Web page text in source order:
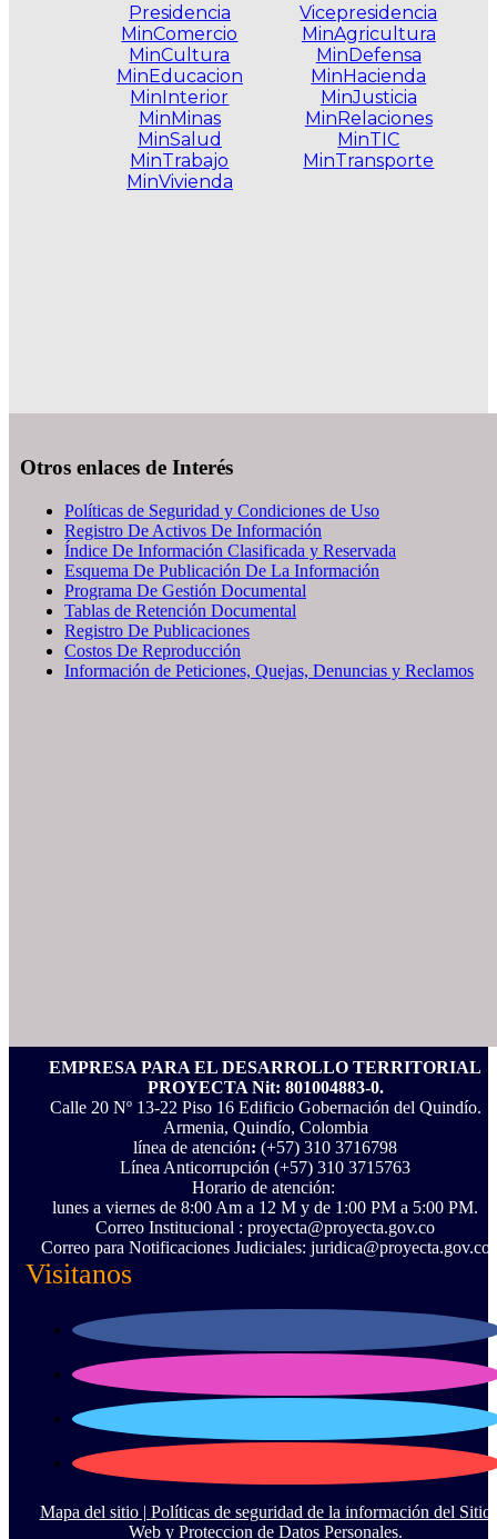
Presidencia
MinComercio
MinCultura
MinEducacion
MinInterior
MinMinas
MinSalud
MinTrabajo
MinVivienda
Vicepresidencia
MinAgricultura
MinDefensa
MinHacienda
MinJusticia
MinRelaciones
MinTIC
MinTransporte
Otros enlaces de Interés
Políticas de Seguridad y Condiciones de Uso
Registro De Activos De Información
Índice De Información Clasificada y Reservada
Esquema De Publicación De La Información
Programa De Gestión Documental
Tablas de Retención Documental
Registro De Publicaciones
Costos De Reproducción
Información de Peticiones, Quejas, Denuncias y Reclamos
EMPRESA PARA EL DESARROLLO TERRITORIAL
PROYECTA Nit: 801004883-0.
Calle 20 Nº 13-22 Piso 16 Edificio Gobernación del Quindío.
Armenia, Quindío, Colombia
línea de atención: (+57) 310 3716798
Línea Anticorrupción ‪(+57) 310 3715763‬
Horario de atención:
lunes a viernes de 8:00 Am a 12 M y de 1:00 PM a 5:00 PM.
Correo Institucional : proyecta@proyecta.gov.co
Correo para Notificaciones Judiciales: juridica@proyecta.gov.co
Visitanos
Mapa del sitio | Políticas de seguridad de la información del Sitio
Web y Proteccion de Datos Personales.